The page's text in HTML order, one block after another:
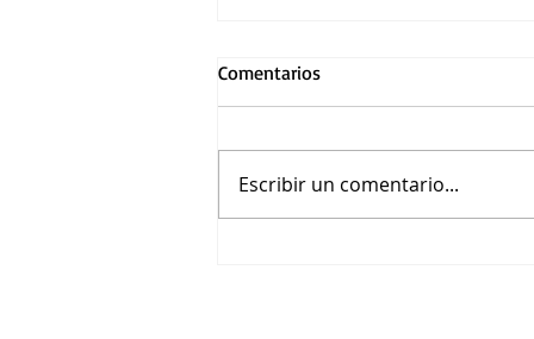
Comentarios
Escribir un comentario...